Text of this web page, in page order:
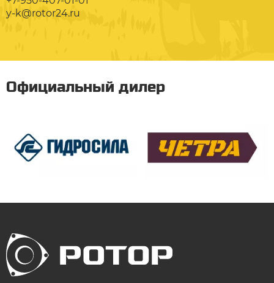
y-k@rotor24.ru
Официальный дилер